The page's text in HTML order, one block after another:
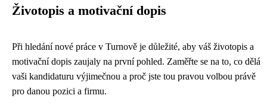
Životopis a motivační dopis
Při hledání nové práce v Turnově je důležité, aby váš životopis a
motivační dopis zaujaly na první pohled. Zaměřte se na to, co dělá
vaši kandidaturu výjimečnou a proč jste tou pravou volbou právě
pro danou pozici a firmu.